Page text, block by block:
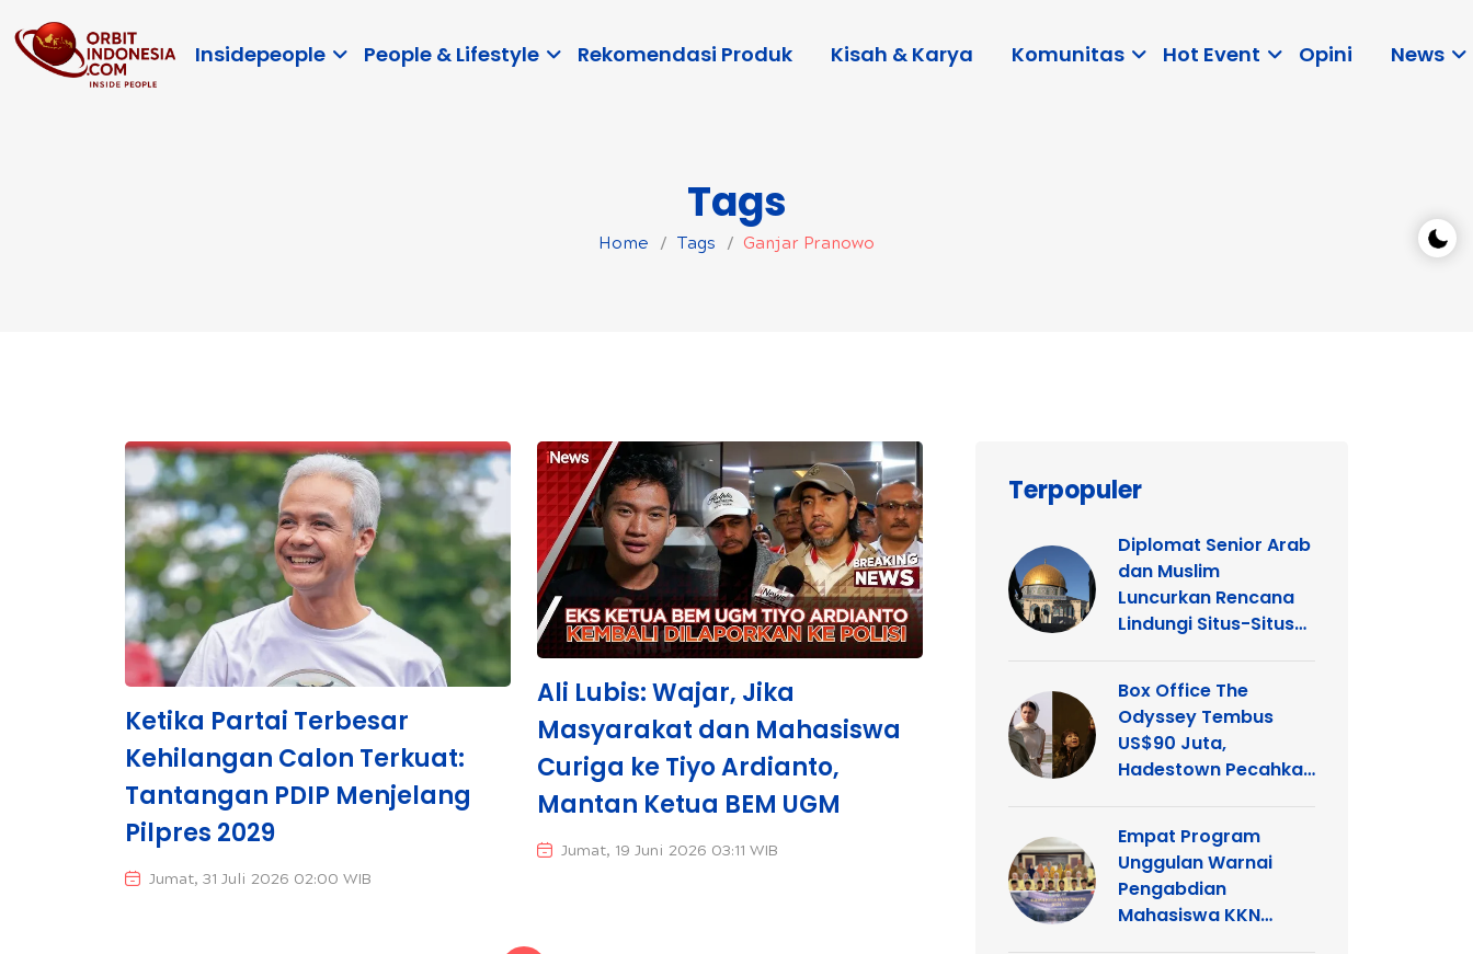
Insidepeople People & Lifestyle Rekomendasi Produk Kisah & Karya Komunitas Hot Event Opini News
Tags
Home Tags Ganjar Pranowo
Ketika Partai Terbesar
Kehilangan Calon Terkuat:
Tantangan PDIP Menjelang
Pilpres 2029
Jumat, 31 Juli 2026 02:00 WIB
Ali Lubis: Wajar, Jika
Masyarakat dan Mahasiswa
Curiga ke Tiyo Ardianto,
Mantan Ketua BEM UGM
Jumat, 19 Juni 2026 03:11 WIB
Terpopuler
Diplomat Senior Arab
dan Muslim
Luncurkan Rencana
Lindungi Situs-Situs
dan Kristen di
Yerusalem
Box Office The
Odyssey Tembus
US$90 Juta,
Hadestown Pecahkan
Empat Program
Unggulan Warnai
Pengabdian
Mahasiswa KKN